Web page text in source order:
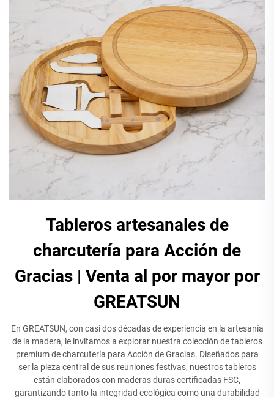
Tableros artesanales de
charcutería para Acción de
Gracias | Venta al por mayor por
GREATSUN
En GREATSUN, con casi dos décadas de experiencia en la artesanía
de la madera, le invitamos a explorar nuestra colección de tableros
premium de charcutería para Acción de Gracias. Diseñados para
ser la pieza central de sus reuniones festivas, nuestros tableros
están elaborados con maderas duras certificadas FSC,
garantizando tanto la integridad ecológica como una durabilidad